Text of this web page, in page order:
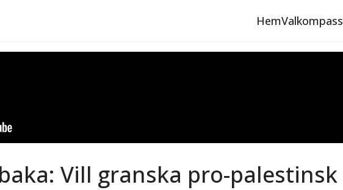
HemValkompass
Vill granska pro-palestinsk